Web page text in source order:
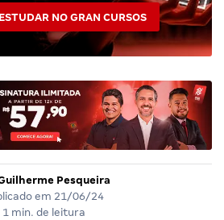
NO GRAN CURSOS
Pesqueira
em 21/06/24
1 min. de leitura